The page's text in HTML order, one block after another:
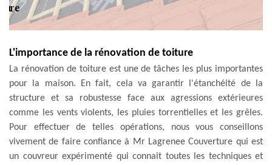
L'importance de la rénovation de toiture
La rénovation de toiture est une de tâches les plus importantes
pour la maison. En fait, cela va garantir l'étanchéité de la
structure et sa robustesse face aux agressions extérieures
comme les vents violents, les pluies torrentielles et les grêles.
Pour effectuer de telles opérations, nous vous conseillons
vivement de faire confiance à Mr Lagrenee Couverture qui est
un couvreur expérimenté qui connait toutes les techniques et